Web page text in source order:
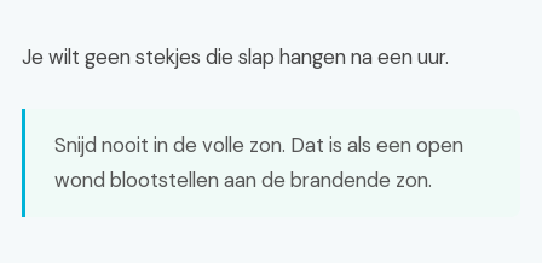
Je wilt geen stekjes die slap hangen na een uur.
Snijd nooit in de volle zon. Dat is als een open
wond blootstellen aan de brandende zon.